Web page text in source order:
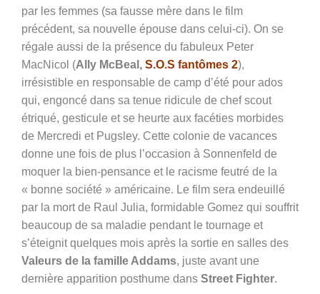
par les femmes (sa fausse mère dans le film
précédent, sa nouvelle épouse dans celui-ci). On se
régale aussi de la présence du fabuleux Peter
MacNicol (Ally McBeal, S.O.S fantômes 2),
irrésistible en responsable de camp d’été pour ados
qui, engoncé dans sa tenue ridicule de chef scout
étriqué, gesticule et se heurte aux facéties morbides
de Mercredi et Pugsley. Cette colonie de vacances
donne une fois de plus l’occasion à Sonnenfeld de
moquer la bien-pensance et le racisme feutré de la
« bonne société » américaine. Le film sera endeuillé
par la mort de Raul Julia, formidable Gomez qui souffrit
beaucoup de sa maladie pendant le tournage et
s’éteignit quelques mois après la sortie en salles des
Valeurs de la famille Addams, juste avant une
dernière apparition posthume dans Street Fighter.